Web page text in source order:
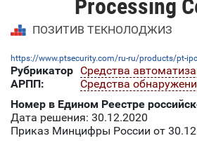
Processing
ПОЗИТИВ ТЕКНОЛОДЖИЗ
https://www.ptsecurity.com/ru-ru/products/pt-
Рубрикатор
АРПП:
Средства
Средства
Номер в Едином Реестре
Дата решения: 30.12.2020
Приказ Минцифры России от